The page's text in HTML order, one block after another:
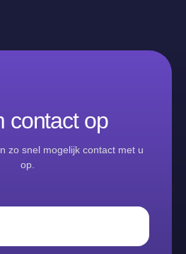
contact op
zo snel mogelijk contact met u
op.